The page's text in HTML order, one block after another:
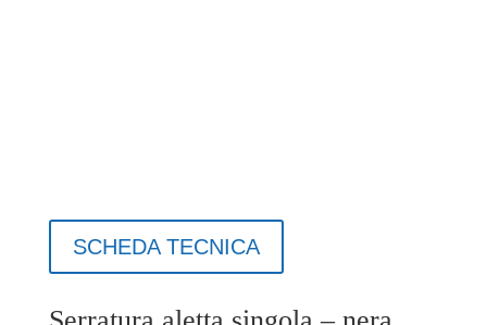
SCHEDA TECNICA